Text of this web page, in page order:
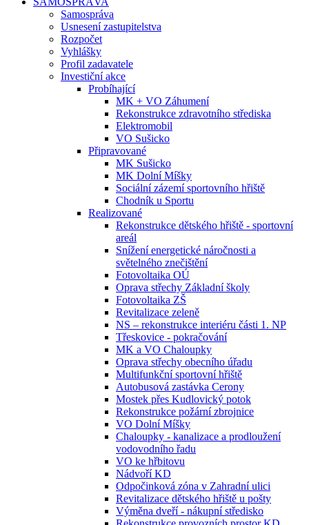
Samospráva
Usnesení zastupitelstva
Rozpočet
Vyhlášky
Profil zadavatele
Investiční akce
Probíhající
MK + VO Záhumení
Rekonstrukce zdravotního střediska
Elektromobil
VO Sušicko
Připravované
MK Sušicko
MK Dolní Míšky
Sociální zázemí sportovního hřiště
Chodník u Sportu
Realizované
Rekonstrukce dětského hřiště - sportovní
areál
Snížení energetické náročnosti a
světelného znečištění
Fotovoltaika OÚ
Oprava střechy Základní školy
Fotovoltaika ZŠ
Revitalizace zeleně
NS – rekonstrukce interiéru části 1. NP
Třeskovice - pokračování
MK a VO Chaloupky
Oprava střechy obecního úřadu
Multifunkční sportovní hřiště
Autobusová zastávka Cerony
Mostek přes Kudlovický potok
Rekonstrukce požární zbrojnice
VO Dolní Míšky
Chaloupky - kanalizace a prodloužení
vodovodního řadu
VO ke hřbitovu
Nádvoří KD
Odpočinková zóna v Zahradní ulici
Revitalizace dětského hřiště u pošty
Výměna dveří - nákupní středisko